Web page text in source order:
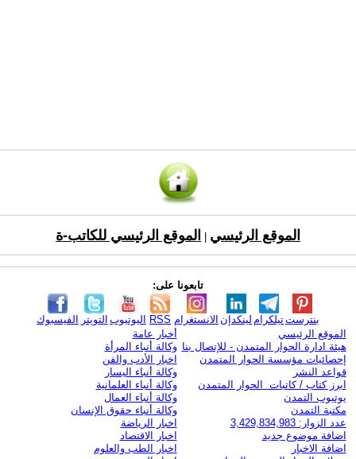
الموقع الرئيسي الموقع الرئيسي للكاتب-ة
تابعونا على:
الفيسبوك التويتر اليوتيوب RSS الانستغرام لينكدإن تيلكرامبنترست
الموقع الرئيسي
هيئة ادارة الحوار المتمدن - للإتصال بنا
إحصائيات مؤسسة الحوار المتمدن
قواعد النشر
ابرز كتاب / كاتبات الحوار المتمدن
يوتيوب التمدن
مكتبة التمدن
عدد الزوار: 3,429,834,983
اضافة موضوع جديد
اضافة الاخبار
أخبار عامة
وكالة أنباء المرأة
اخبار الأدب والفن
وكالة أنباء اليسار
وكالة أنباء العلمانية
وكالة أنباء العمال
وكالة أنباء حقوق الإنسان
اخبار الرياضة
اخبار الاقتصاد
اخبار الطب والعلوم